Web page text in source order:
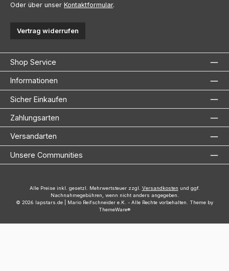
Oder über unser Kontaktformular.
Vertrag widerrufen
Shop Service
Informationen
Sicher Einkaufen
Zahlungsarten
Versandarten
Unsere Communities
Alle Preise inkl. gesetzl. Mehrwertsteuer zzgl. Versandkosten und ggf.
Nachnahmegebühren, wenn nicht anders angegeben.
© 2026 lapstars.de | Mario Reifschneider e.K. - Alle Rechte vorbehalten. Theme by
ThemeWare®